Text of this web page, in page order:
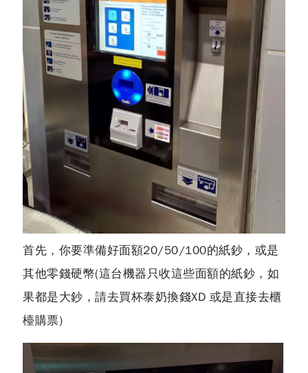
首先，你要準備好面額20/50/100的紙鈔，或是
其他零錢硬幣(這台機器只收這些面額的紙鈔，如
果都是大鈔，請去買杯泰奶換錢XD 或是直接去櫃
檯購票)